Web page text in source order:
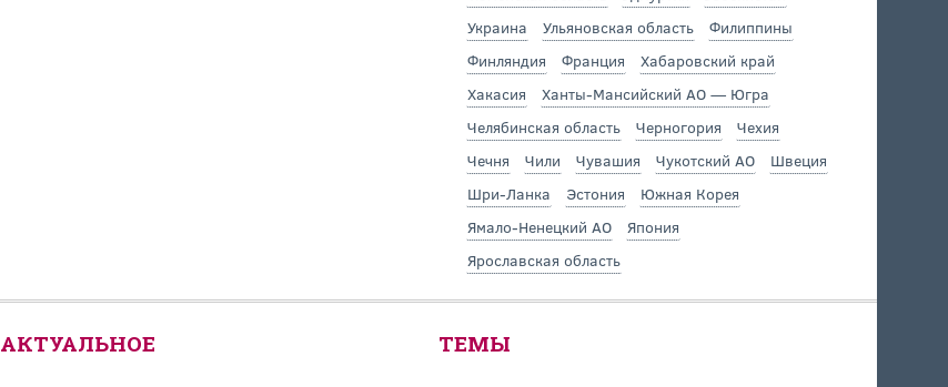
Украина
Ульяновская область
Филиппины
Финляндия
Франция
Хабаровский край
Хакасия
Ханты-Мансийский АО — Югра
Челябинская область
Черногория
Чехия
Чечня
Чили Чувашия Чукотский АО
Швеция
Шри-Ланка
Эстония
Южная Корея
Ямало-Ненецкий АО
Япония
Ярославская область
АКТУАЛЬНОЕ ТЕМЫ